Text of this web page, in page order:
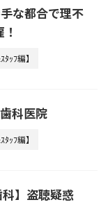
な都合で理不
ｯﾌ編】
科医院
ｯﾌ編】
科】盗聴疑惑